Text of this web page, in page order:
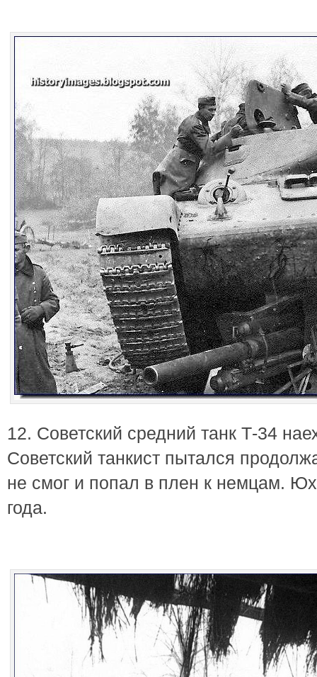
12. Советский средний танк Т-34
Советский танкист пытался
не смог и попал в плен к немцам.
года.